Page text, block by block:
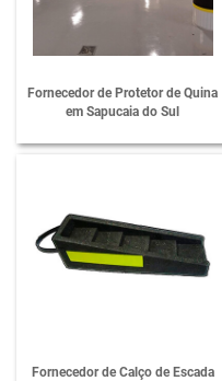
Lombada para Garagem
Passa Cabos Protetores de Cabos
Protetor de Cabos para Eventos
Protetor de Impacto para Garagem
Protetor de Para-choque para
Fornecedor de Protetor de Quina
em Sapucaia do Sul
Fornecedor de Calço de Escada